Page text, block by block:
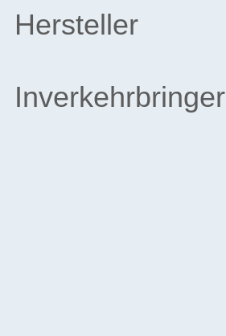
Hersteller
Inverkehrbringer